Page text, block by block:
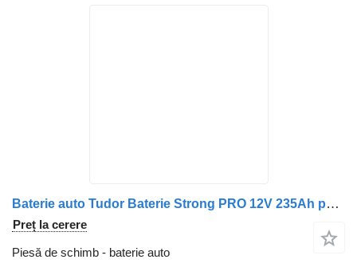
Baterie auto Tudor Baterie Strong PRO 12V 235Ah pentru camion Tudor TE2353
Preț la cerere
Piesă de schimb - baterie auto